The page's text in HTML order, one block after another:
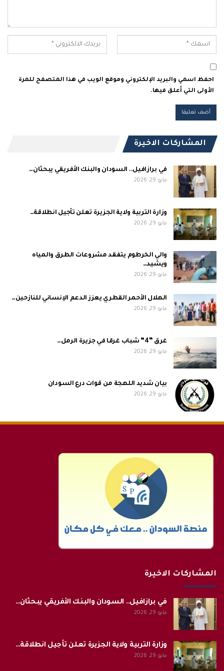
احفظ اسمي والبريد الإلكتروني وموقع الويب في هذا المتصفح للمرة
الأولى التي أعلق فيها.
المشاركات الاخيرة
في برازافيل.. السودان والبنك الأفريقي يبحثان…
مايو 29, 2026
وزارة التربية ولاية الجزيرة تعلن تأجيل انطلاقة…
مايو 29, 2026
والي الخرطوم يتفقد مشروعات الطرق والمياه
ويشيد…
مايو 29, 2026
الهلال الأحمر القطري يعزز الدعم الإنساني للنازحين…
مايو 29, 2026
غرق “4” شباب غرقا في جزيرة الرمل…
مايو 29, 2026
بيان شديد اللهجة من قوات درع السودان
مايو 29, 2026
المشاركات الاخيرة
في برازافيل.. السودان والبنك الأفريقي يبحثان…
مايو 29, 2026
وزارة التربية ولاية الجزيرة تعلن تأجيل انطلاقة…
مايو 29, 2026